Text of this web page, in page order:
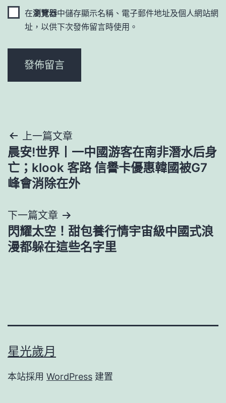
在瀏覽器中儲存顯示名稱、電子郵件地址及個人網站網
址，以供下次發佈留言時使用。
文
章
導
覽
上一篇文章
晨安!世界丨一中國游客在南非潛水后身
亡；klook 客路 信譽卡優惠韓國被G7
峰會消除在外
下一篇文章
閃耀太空！甜包養行情宇宙級中國式浪
漫都躲在這些名字里
星光歲月
本站採用 WordPress 建置